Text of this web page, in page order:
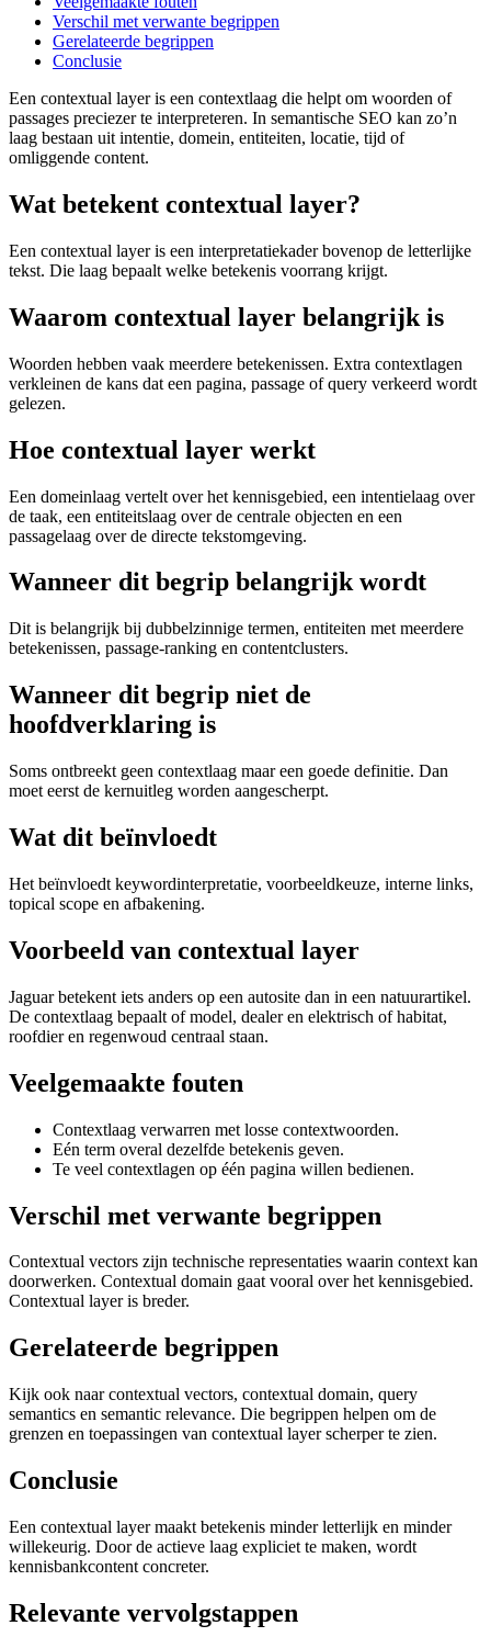
Verschil met verwante begrippen
Gerelateerde begrippen
Conclusie
Een contextual layer is een contextlaag die helpt om woorden of
passages preciezer te interpreteren. In semantische SEO kan zo’n
laag bestaan uit intentie, domein, entiteiten, locatie, tijd of
omliggende content.
Wat betekent contextual layer?
Een contextual layer is een interpretatiekader bovenop de letterlijke
tekst. Die laag bepaalt welke betekenis voorrang krijgt.
Waarom contextual layer belangrijk is
Woorden hebben vaak meerdere betekenissen. Extra contextlagen
verkleinen de kans dat een pagina, passage of query verkeerd wordt
gelezen.
Hoe contextual layer werkt
Een domeinlaag vertelt over het kennisgebied, een intentielaag over
de taak, een entiteitslaag over de centrale objecten en een
passagelaag over de directe tekstomgeving.
Wanneer dit begrip belangrijk wordt
Dit is belangrijk bij dubbelzinnige termen, entiteiten met meerdere
betekenissen, passage-ranking en contentclusters.
Wanneer dit begrip niet de
hoofdverklaring is
Soms ontbreekt geen contextlaag maar een goede definitie. Dan
moet eerst de kernuitleg worden aangescherpt.
Wat dit beïnvloedt
Het beïnvloedt keywordinterpretatie, voorbeeldkeuze, interne links,
topical scope en afbakening.
Voorbeeld van contextual layer
Jaguar betekent iets anders op een autosite dan in een natuurartikel.
De contextlaag bepaalt of model, dealer en elektrisch of habitat,
roofdier en regenwoud centraal staan.
Veelgemaakte fouten
Contextlaag verwarren met losse contextwoorden.
Eén term overal dezelfde betekenis geven.
Te veel contextlagen op één pagina willen bedienen.
Verschil met verwante begrippen
Contextual vectors zijn technische representaties waarin context kan
doorwerken. Contextual domain gaat vooral over het kennisgebied.
Contextual layer is breder.
Gerelateerde begrippen
Kijk ook naar contextual vectors, contextual domain, query
semantics en semantic relevance. Die begrippen helpen om de
grenzen en toepassingen van contextual layer scherper te zien.
Conclusie
Een contextual layer maakt betekenis minder letterlijk en minder
willekeurig. Door de actieve laag expliciet te maken, wordt
kennisbankcontent concreter.
Relevante vervolgstappen